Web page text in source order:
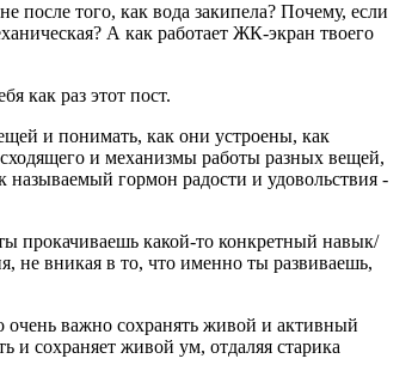
после того, как вода закипела? Почему, если
А как работает ЖК-экран твоего
как раз этот пост.
и понимать, как они устроены, как
и механизмы работы разных вещей,
называемый гормон радости и удовольствия -
прокачиваешь какой-то конкретный навык/
не вникая в то, что именно ты развиваешь,
важно сохранять живой и активный
и сохраняет живой ум, отдаляя старика